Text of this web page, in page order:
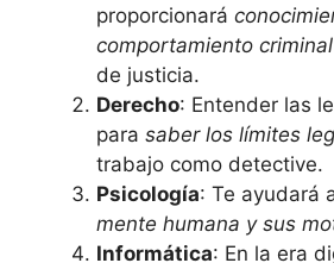
proporcionará
comportamiento criminal
de justicia.
Derecho: Entender las
para saber los límites
trabajo como detective.
Psicología: Te ayudará
mente humana y sus
Informática: En la era